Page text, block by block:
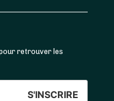
retrouver les